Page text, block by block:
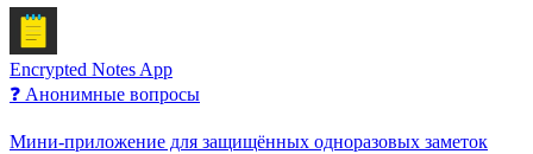
Encrypted Notes App
❓ Анонимные вопросы
Мини-приложение для защищённых одноразовых заметок